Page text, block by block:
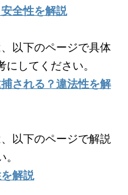
全性を解説
以下のページで具体
してください。
される？違法性を解
以下のページで解説
解説